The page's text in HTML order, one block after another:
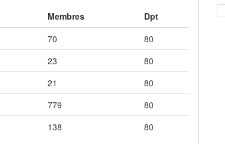
Membres
Dpt
70
80
23
80
21
80
779
80
138 80